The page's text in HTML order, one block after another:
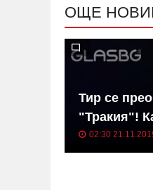
ОЩЕ
Тир се
"Тракия"!
02:30